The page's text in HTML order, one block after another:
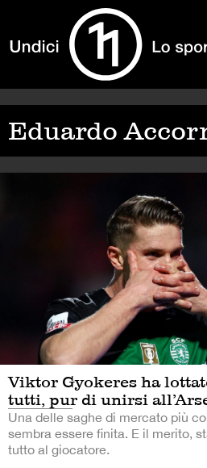
Eduardo
Viktor Gyokeres ha
tutti, pur di unirsi
Una delle saghe di mercato più
sembra essere finita. E il merito,
tutto al giocatore.